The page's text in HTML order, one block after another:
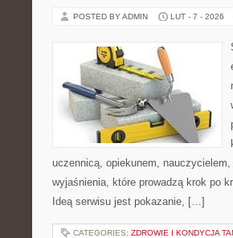
POSTED BY ADMIN LUT - 7 - 2026
uczennicą, opiekunem,
wyjaśnienia, które prowadzą krok po
Ideą serwisu jest pokazanie, […]
CATEGORIES: ZDROWIE I KONDYCJA